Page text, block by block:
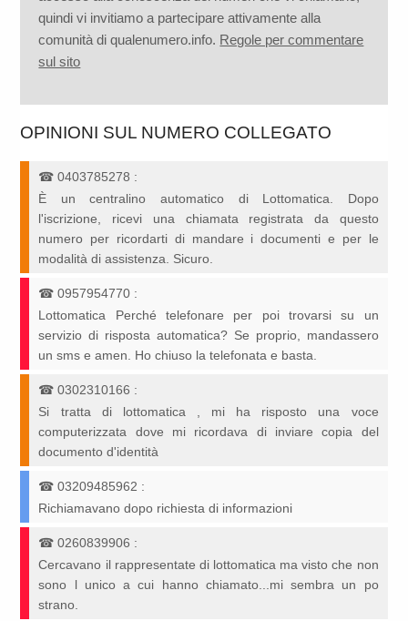
quindi vi invitiamo a partecipare attivamente alla
comunità di qualenumero.info. Regole per commentare
sul sito
OPINIONI SUL NUMERO COLLEGATO
☎0403785278 :
È un centralino automatico di Lottomatica. Dopo
l'iscrizione, ricevi una chiamata registrata da questo
numero per ricordarti di mandare i documenti e per le
modalità di assistenza. Sicuro.
☎0957954770 :
Lottomatica Perché telefonare per poi trovarsi su un
servizio di risposta automatica? Se proprio, mandassero
un sms e amen. Ho chiuso la telefonata e basta.
☎0302310166 :
Si tratta di lottomatica , mi ha risposto una voce
computerizzata dove mi ricordava di inviare copia del
documento d'identità
☎03209485962 :
Richiamavano dopo richiesta di informazioni
☎0260839906 :
Cercavano il rappresentate di lottomatica ma visto che non
sono l unico a cui hanno chiamato...mi sembra un po
strano.